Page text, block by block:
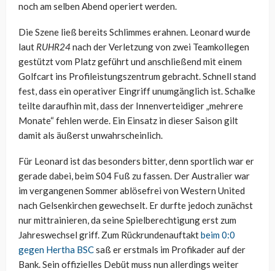
noch am selben Abend operiert werden.
Die Szene ließ bereits Schlimmes erahnen. Leonard wurde
laut RUHR24nach der Verletzung von zwei Teamkollegen
gestützt vom Platz geführt und anschließend mit einem
Golfcart ins Profileistungszentrum gebracht. Schnell stand
fest, dass ein operativer Eingriff unumgänglich ist. Schalke
teilte daraufhin mit, dass der Innenverteidiger „mehrere
Monate“ fehlen werde. Ein Einsatz in dieser Saison gilt
damit als äußerst unwahrscheinlich.
Für Leonard ist das besonders bitter, denn sportlich war er
gerade dabei, beim S04 Fuß zu fassen. Der Australier war
im vergangenen Sommer ablösefrei von Western United
nach Gelsenkirchen gewechselt. Er durfte jedoch zunächst
nur mittrainieren, da seine Spielberechtigung erst zum
Jahreswechsel griff. Zum Rückrundenauftaktbeim 0:0
gegen Hertha BSCsaß er erstmals im Profikader auf der
Bank. Sein offizielles Debüt muss nun allerdings weiter